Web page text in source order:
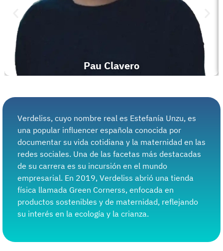
Pau Clavero
Verdeliss, cuyo nombre real es Estefanía Unzu, es
una popular influencer española conocida por
documentar su vida cotidiana y la maternidad en las
redes sociales. Una de las facetas más destacadas
de su carrera es su incursión en el mundo
empresarial. En 2019, Verdeliss abrió una tienda
física llamada Green Cornerss, enfocada en
productos sostenibles y de maternidad, reflejando
su interés en la ecología y la crianza.